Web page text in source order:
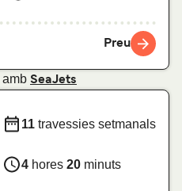
Preu
amb SeaJets
11 travessies setmanals
4 hores 20 minuts